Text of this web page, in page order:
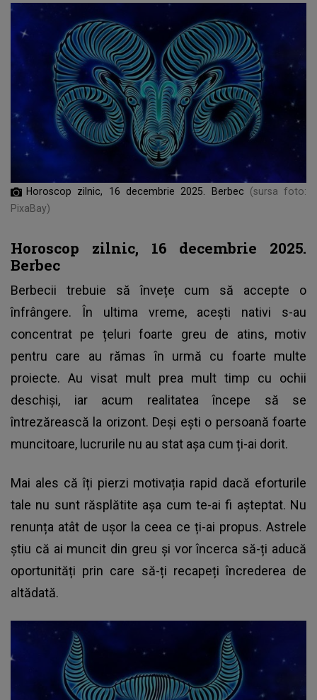
Horoscop zilnic, 16 decembrie 2025. Berbec
(sursa foto:
PixaBay)
Horoscop zilnic, 16 decembrie 2025.
Berbec
Berbecii trebuie să învețe cum să accepte o
înfrângere. În ultima vreme, acești nativi s-au
concentrat pe țeluri foarte greu de atins, motiv
pentru care au rămas în urmă cu foarte multe
proiecte. Au visat mult prea mult timp cu ochii
deschiși, iar acum realitatea începe să se
întrezărească la orizont. Deși ești o persoană foarte
muncitoare, lucrurile nu au stat așa cum ți-ai dorit.
Mai ales că îți pierzi motivația rapid dacă eforturile
tale nu sunt răsplătite așa cum te-ai fi așteptat. Nu
renunța atât de ușor la ceea ce ți-ai propus. Astrele
știu că ai muncit din greu și vor încerca să-ți aducă
oportunități prin care să-ți recapeți încrederea de
altădată.